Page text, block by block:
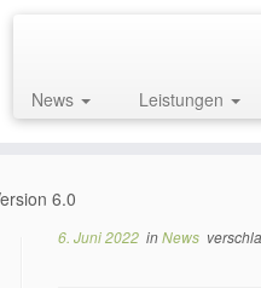
News Leistungen
6.0
6. Juni 2022 inNews